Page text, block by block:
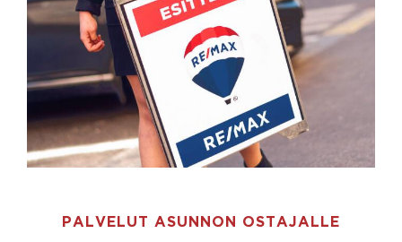
PALVELUT ASUNNON OSTAJALLE